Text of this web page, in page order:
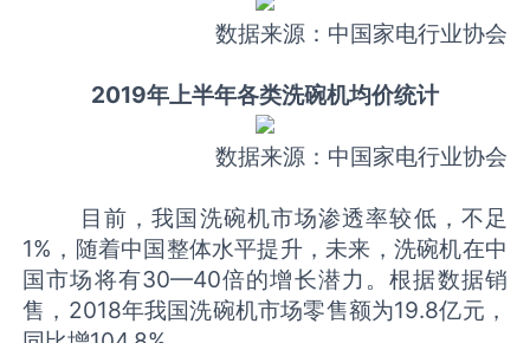
数据来源：中国家电行业协会
2019年上半年各类洗碗机均价统计
数据来源：中国家电行业协会
目前，我国洗碗机市场渗透率较低，不足
1%，随着中国整体水平提升，未来，洗碗机在中
国市场将有30—40倍的增长潜力。根据数据销
售，2018年我国洗碗机市场零售额为19.8亿元，